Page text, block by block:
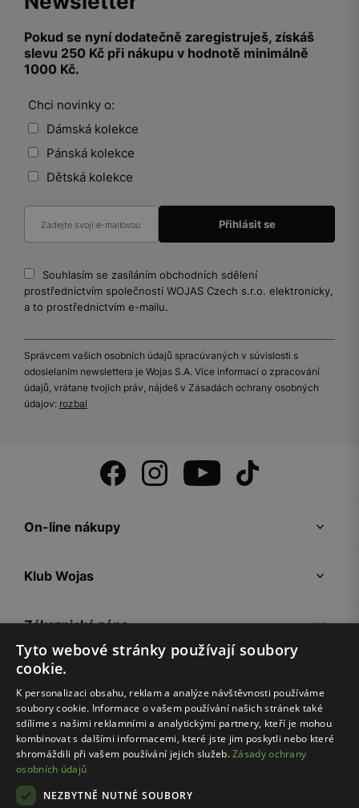
Pokud se nyní dodatečně zaregistruješ, získáš
slevu 250 Kč při nákupu v hodnotě minimálně
1000 Kč.
Chci novinky o:
Dámská kolekce
Pánská kolekce
Dětská kolekce
Souhlasím se zasíláním obchodních sdělení
prostřednictvím společnosti WOJAS Czech s.r.o. elektronicky,
a to prostřednictvím e-mailu.
Správcem vašich osobních údajů spracúvaných v súvislosti s
odosielaním newslettera je Wojas S.A. Více informací o zpracování
údajů, vrátane tvojich práv, nájdeš v Zásadách ochrany osobných
údajov: rozbal
On-line nákupy
Klub Wojas
Zákaznická zóna
Společnost Wojas
Rady
Tyto webové stránky používají soubory
cookie.
K personalizaci obsahu, reklam a analýze návštěvnosti používáme
soubory cookie. Informace o vašem používání našich stránek také
sdílíme s našimi reklamními a analytickými partnery, kteří je mohou
kombinovat s dalšími informacemi, které jste jim poskytli nebo které
shromáždili při vašem používání jejich služeb.Zásady ochrany
osobních údajů
NEZBYTNĚ NUTNÉ SOUBORY